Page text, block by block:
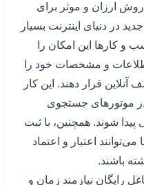
ارزان و موثر برای
در دنیای اینترنت بسیار
کارها این امکان را
و مشخصات خود را
قرار دهند. این کار
موتورهای جستجوی
پیدا شوند. همچنین، با ثبت
اعتبار و اعتماد
باشند.
رایگان نیازمند زمان و